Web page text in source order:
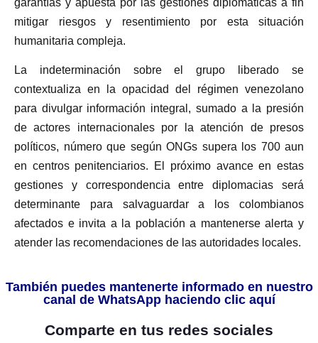
mitigar riesgos y resentimiento por esta situación
humanitaria compleja.
La indeterminación sobre el grupo liberado se
contextualiza en la opacidad del régimen venezolano
para divulgar información integral, sumado a la presión
de actores internacionales por la atención de presos
políticos, número que según ONGs supera los 700 aun
en centros penitenciarios. El próximo avance en estas
gestiones y correspondencia entre diplomacias será
determinante para salvaguardar a los colombianos
afectados e invita a la población a mantenerse alerta y
atender las recomendaciones de las autoridades locales.
También puedes mantenerte informado en nuestro
canal de WhatsApp haciendo clic aquí
Comparte en tus redes sociales